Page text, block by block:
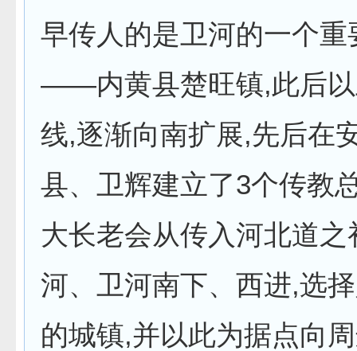
早传人的是卫河的一个重
——内黄县楚旺镇,此后以
线,逐渐向南扩展,先后在
县、卫辉建立了3个传教
大长老会从传入河北道之
河、卫河南下、西进,选
的城镇,并以此为据点向